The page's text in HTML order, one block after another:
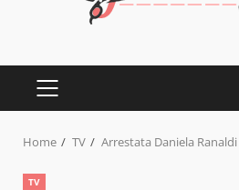
PRIMARY
Home TV Arrestata Daniela
TV